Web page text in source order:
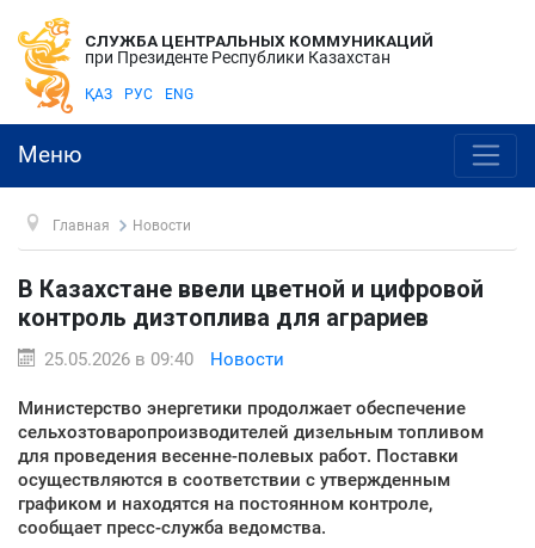
СЛУЖБА ЦЕНТРАЛЬНЫХ КОММУНИКАЦИЙ
при Президенте Республики Казахстан
ҚАЗ РУС ENG
Меню
Главная Новости
В Казахстане ввели цветной и цифровой
контроль дизтоплива для аграриев
25.05.2026 в 09:40 Новости
Министерство энергетики продолжает обеспечение
сельхозтоваропроизводителей дизельным топливом
для проведения весенне-полевых работ. Поставки
осуществляются в соответствии с утвержденным
графиком и находятся на постоянном контроле,
сообщает пресс-служба ведомства.